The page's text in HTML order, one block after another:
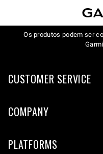
Os produtos podem ser
CUSTOMER SERVICE
COMPANY
PLATFORMS